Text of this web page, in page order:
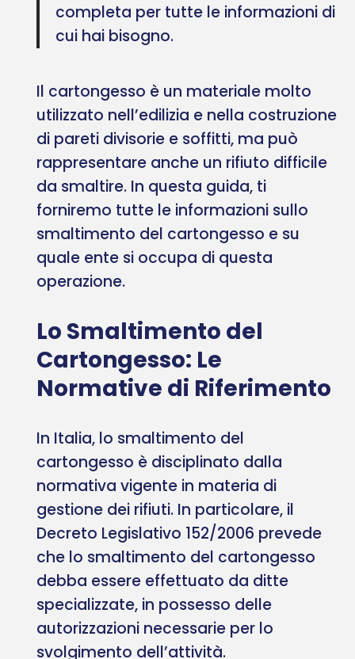
completa per tutte le informazioni di
cui hai bisogno.
Il cartongesso è un materiale molto
utilizzato nell’edilizia e nella costruzione
di pareti divisorie e soffitti, ma può
rappresentare anche un rifiuto difficile
da smaltire. In questa guida, ti
forniremo tutte le informazioni sullo
smaltimento del cartongesso e su
quale ente si occupa di questa
operazione.
Lo Smaltimento del
Cartongesso: Le
Normative di Riferimento
In Italia, lo smaltimento del
cartongesso è disciplinato dalla
normativa vigente in materia di
gestione dei rifiuti. In particolare, il
Decreto Legislativo 152/2006 prevede
che lo smaltimento del cartongesso
debba essere effettuato da ditte
specializzate, in possesso delle
autorizzazioni necessarie per lo
svolgimento dell’attività.